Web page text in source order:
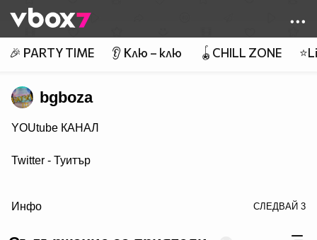
👾
🎉 PARTY TIME 👂 Клю – клю 🪀CHILL ZONE
bgboza
YOUtube КАНАЛ
Twitter - Туитър
Инфо СЛЕДВАЙ 3